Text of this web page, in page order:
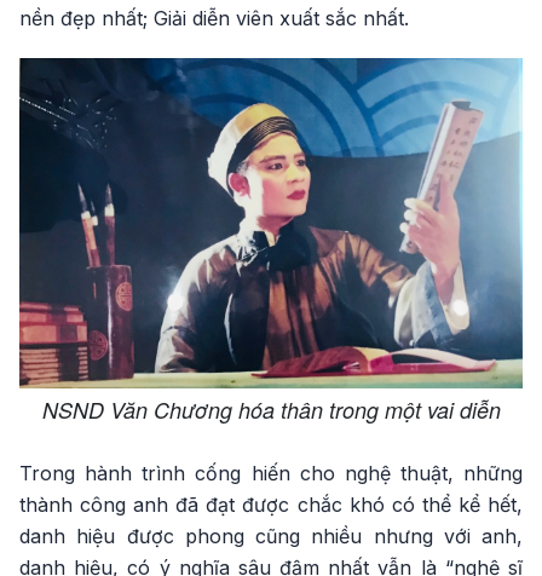
nền đẹp nhất; Giải diễn viên xuất sắc nhất.
NSND Văn Chương hóa thân trong một vai diễn
Trong hành trình cống hiến cho nghệ thuật, những
thành công anh đã đạt được chắc khó có thể kể hết,
danh hiệu được phong cũng nhiều nhưng với anh,
danh hiệu, có ý nghĩa sâu đậm nhất vẫn là “nghệ sĩ